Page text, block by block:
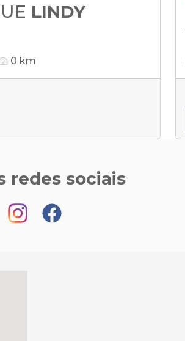
LINDY
0 km
redes sociais